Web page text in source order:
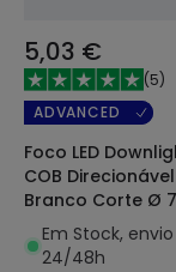
5,03 €
(5)
ADVANCED
Foco LED
COB
Branco Corte Ø
CRI92 Expert
Em Stock,
24/48h